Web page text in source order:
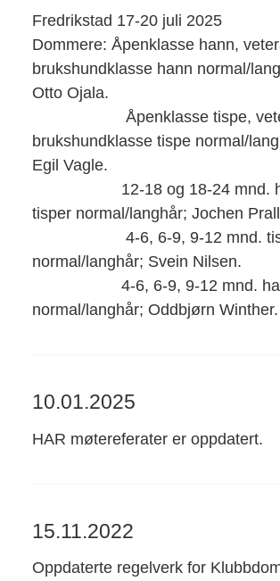
Fredrikstad 17-20 juli 2025
Dommere: Åpenklasse hann,
brukshundklasse hann normal/
Otto Ojala.
Åpenklasse tispe,
brukshundklasse tispe normal/
Egil Vagle.
12-18 og 18-24 mnd.
tisper normal/langhår; Jochen
4-6, 6-9, 9-12 mnd.
normal/langhår; Svein Nilsen.
4-6, 6-9, 9-12 mnd.
normal/langhår; Oddbjørn Winther.
10.01.2025
HAR møtereferater er oppdatert.
15.11.2022
Oppdaterte regelverk for